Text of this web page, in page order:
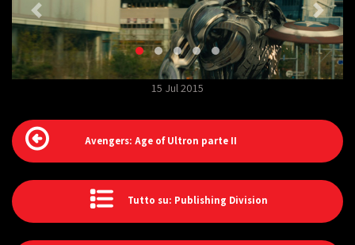
15 Jul 2015
Avengers: Age of Ultron parte II
Tutto su: Publishing Division